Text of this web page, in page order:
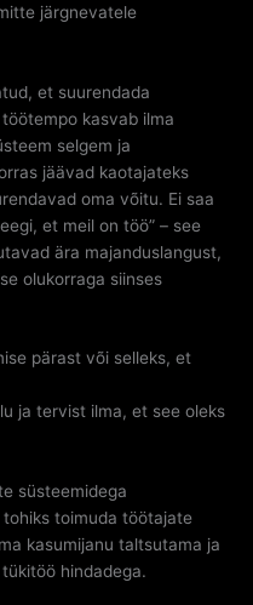
järgnevatele
et suurendada
kasvab ilma
selgem ja
jäävad kaotajateks
oma võitu. Ei saa
et meil on töö” – see
ära majanduslangust,
olukorraga siinses
pärast või selleks, et
ja tervist ilma, et see oleks
süsteemidega
toimuda töötajate
kasumijanu taltsutama ja
hindadega.